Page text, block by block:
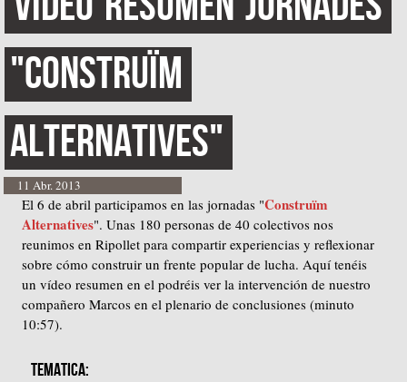
"Construïm
Alternatives"
11 Abr. 2013
El 6 de abril participamos en las jornadas "Construïm
Alternatives". Unas 180 personas de 40 colectivos nos
reunimos en Ripollet para compartir experiencias y reflexionar
sobre cómo construir un frente popular de lucha. Aquí tenéis
un vídeo resumen en el podréis ver la intervención de nuestro
compañero Marcos en el plenario de conclusiones (minuto
10:57).
TEMATICA: